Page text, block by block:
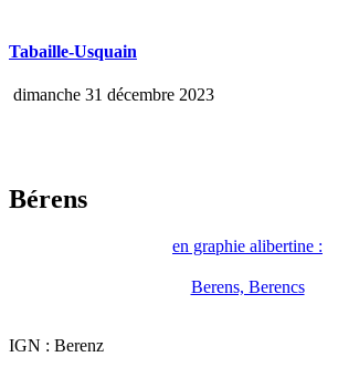
Tabaille-Usquain
dimanche 31 décembre 2023
Bérens
en graphie alibertine :
Berens, Berencs
IGN : Berenz